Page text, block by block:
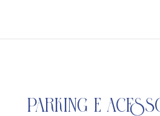
Parking e